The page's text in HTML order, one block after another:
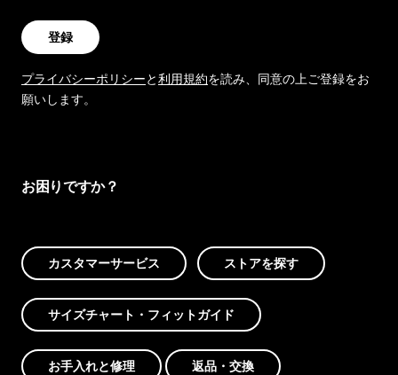
登録
プライバシーポリシーと利用規約を読み、同意の上ご登録をお
願いします。
お困りですか？
カスタマーサービス ストアを探す
サイズチャート・フィットガイド
お手入れと修理 返品・交換